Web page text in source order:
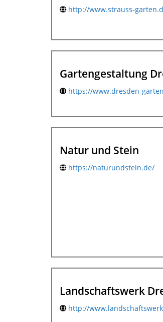
http://www.strauss-
Gartengestaltung
https://www.dresden-
Natur und Stein
https://naturundstein.de/
Landschaftswerk
http://